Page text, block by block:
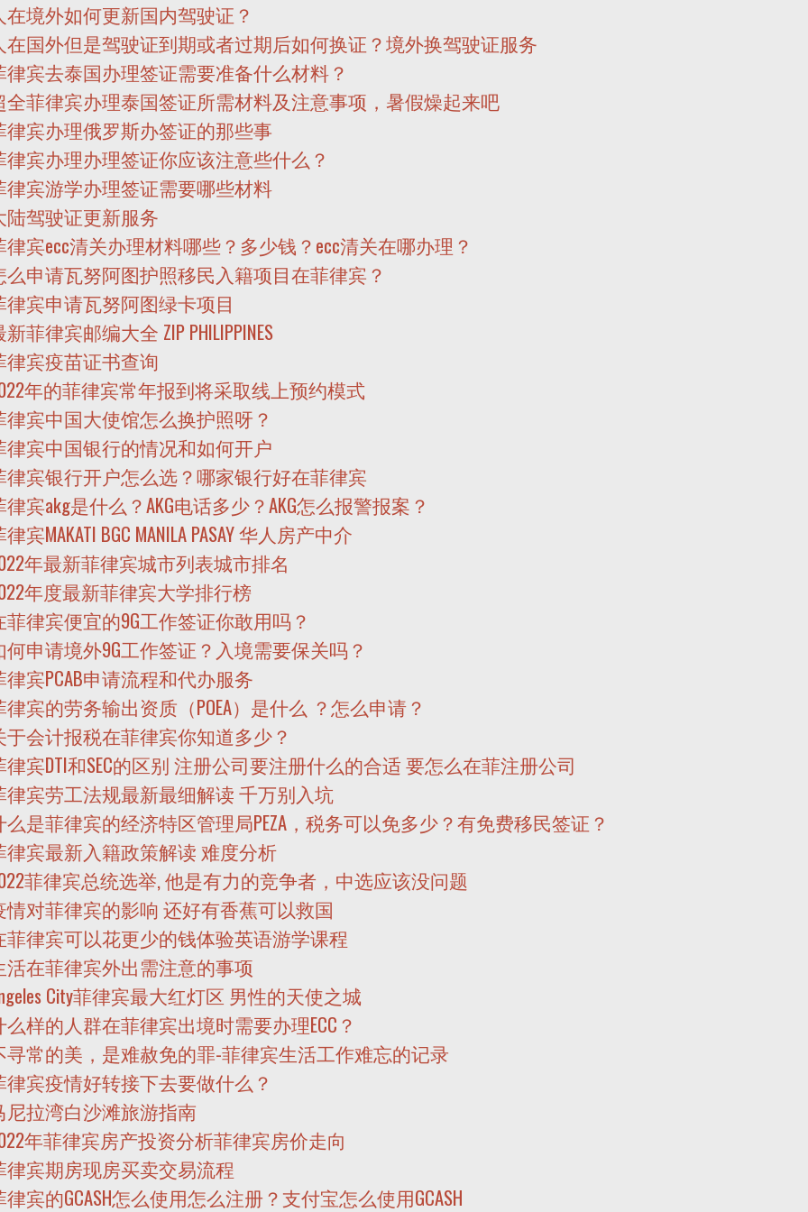
在境外如何更新国内驾驶证？
在国外但是驾驶证到期或者过期后如何换证？境外换驾驶证服务
律宾去泰国办理签证需要准备什么材料？
全菲律宾办理泰国签证所需材料及注意事项，暑假燥起来吧
律宾办理俄罗斯办签证的那些事
律宾办理办理签证你应该注意些什么？
律宾游学办理签证需要哪些材料
陆驾驶证更新服务
律宾ecc清关办理材料哪些？多少钱？ecc清关在哪办理？
么申请瓦努阿图护照移民入籍项目在菲律宾？
律宾申请瓦努阿图绿卡项目
菲律宾邮编大全 ZIP PHILIPPINES
律宾疫苗证书查询
年的菲律宾常年报到将采取线上预约模式
律宾中国大使馆怎么换护照呀？
律宾中国银行的情况和如何开户
律宾银行开户怎么选？哪家银行好在菲律宾
律宾akg是什么？AKG电话多少？AKG怎么报警报案？
宾MAKATI BGC MANILA PASAY 华人房产中介
年最新菲律宾城市列表城市排名
年度最新菲律宾大学排行榜
菲律宾便宜的9G工作签证你敢用吗？
何申请境外9G工作签证？入境需要保关吗？
律宾PCAB申请流程和代办服务
律宾的劳务输出资质（POEA）是什么 ？怎么申请？
于会计报税在菲律宾你知道多少？
律宾DTI和SEC的区别 注册公司要注册什么的合适 要怎么在菲注册公司
律宾劳工法规最新最细解读 千万别入坑
么是菲律宾的经济特区管理局PEZA，税务可以免多少？有免费移民签证？
律宾最新入籍政策解读 难度分析
菲律宾总统选举, 他是有力的竞争者，中选应该没问题
情对菲律宾的影响 还好有香蕉可以救国
菲律宾可以花更少的钱体验英语游学课程
活在菲律宾外出需注意的事项
City菲律宾最大红灯区 男性的天使之城
么样的人群在菲律宾出境时需要办理ECC？
寻常的美，是难赦免的罪-菲律宾生活工作难忘的记录
律宾疫情好转接下去要做什么？
尼拉湾白沙滩旅游指南
年菲律宾房产投资分析菲律宾房价走向
律宾期房现房买卖交易流程
律宾的GCASH怎么使用怎么注册？支付宝怎么使用GCASH